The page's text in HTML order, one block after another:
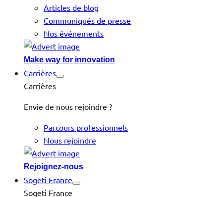
Articles de blog
Communiqués de presse
Nos événements
Make way for innovation
Carrières
Carrières
Envie de nous rejoindre ?
Parcours professionnels
Nous rejoindre
Rejoignez-nous
Sogeti France
Sogeti France